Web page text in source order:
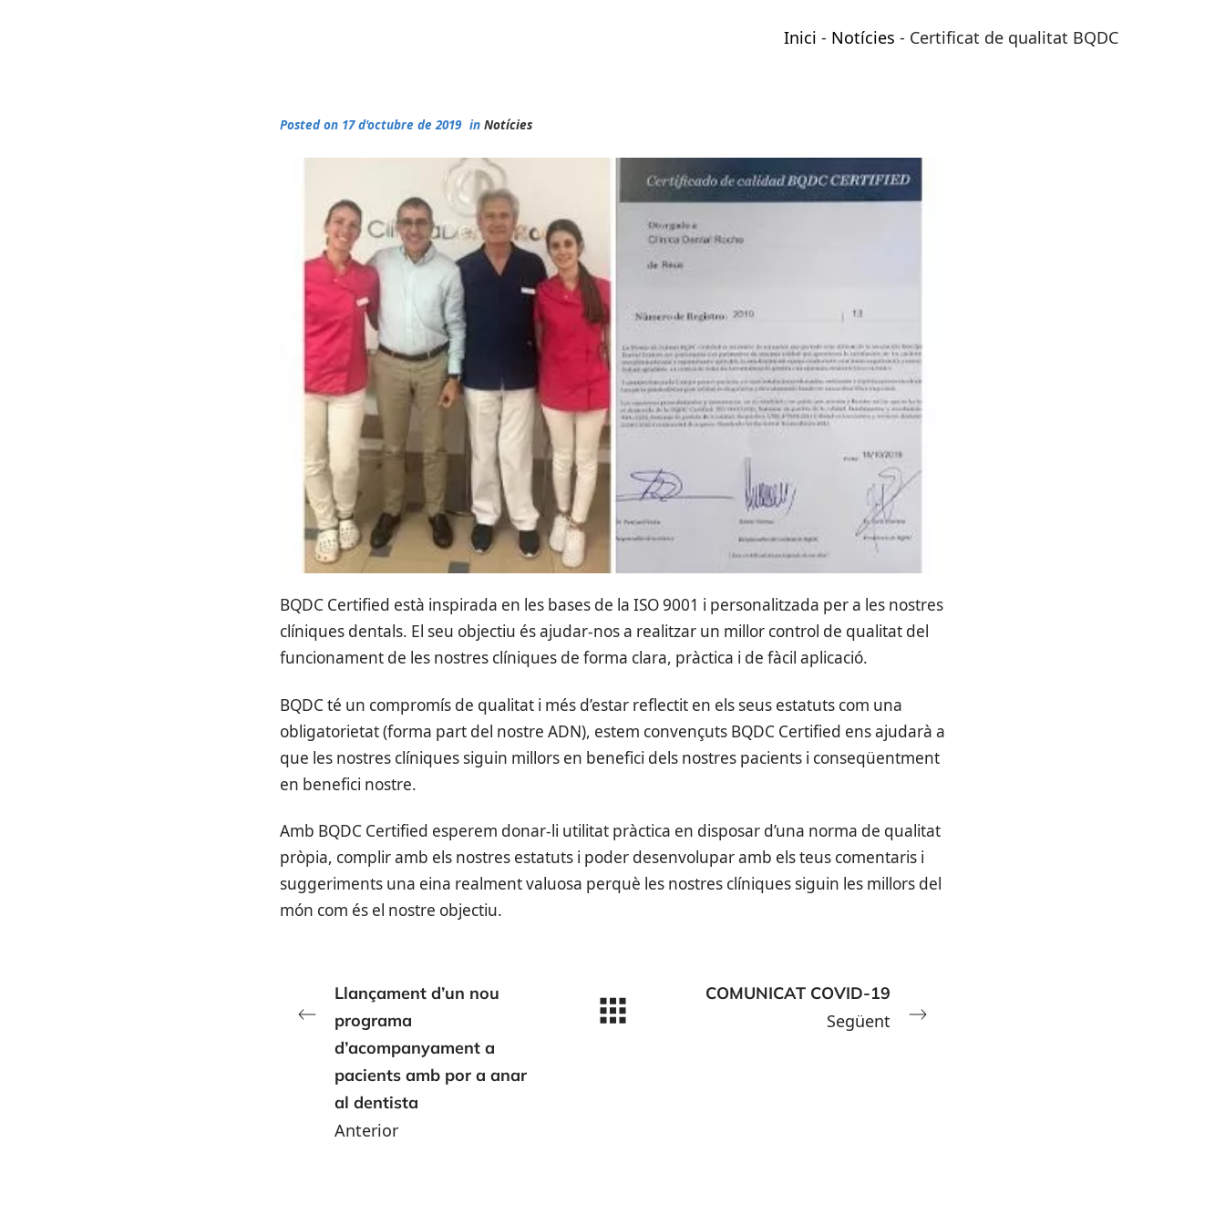
Inici - Notícies - Certificat de qualitat BQDC
Posted on 17 d'octubre de 2019 in Notícies
BQDC Certified està inspirada en les bases de la ISO 9001 i personalitzada per a les nostres
clíniques dentals. El seu objectiu és ajudar-nos a realitzar un millor control de qualitat del
funcionament de les nostres clíniques de forma clara, pràctica i de fàcil aplicació.
BQDC té un compromís de qualitat i més d’estar reflectit en els seus estatuts com una
obligatorietat (forma part del nostre ADN), estem convençuts BQDC Certified ens ajudarà a
que les nostres clíniques siguin millors en benefici dels nostres pacients i conseqüentment
en benefici nostre.
Amb BQDC Certified esperem donar-li utilitat pràctica en disposar d’una norma de qualitat
pròpia, complir amb els nostres estatuts i poder desenvolupar amb els teus comentaris i
suggeriments una eina realment valuosa perquè les nostres clíniques siguin les millors del
món com és el nostre objectiu.
Llançament d’un nou
programa
d’acompanyament a
pacients amb por a anar
al dentista
Anterior
COMUNICAT COVID-19
Següent